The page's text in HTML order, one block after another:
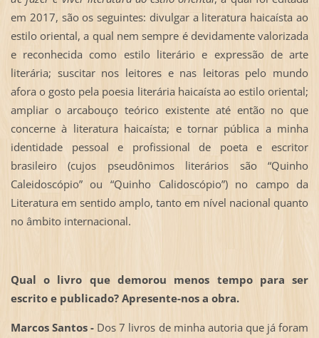
em 2017, são os seguintes: divulgar a literatura haicaísta ao
estilo oriental, a qual nem sempre é devidamente valorizada
e reconhecida como estilo literário e expressão de arte
literária; suscitar nos leitores e nas leitoras pelo mundo
afora o gosto pela poesia literária haicaísta ao estilo oriental;
ampliar o arcabouço teórico existente até então no que
concerne à literatura haicaísta; e tornar pública a minha
identidade pessoal e profissional de poeta e escritor
brasileiro (cujos pseudônimos literários são “Quinho
Caleidoscópio” ou “Quinho Calidoscópio”) no campo da
Literatura em sentido amplo, tanto em nível nacional quanto
no âmbito internacional.
Qual o livro que demorou menos tempo para ser
escrito e publicado? Apresente-nos a obra.
Marcos Santos - Dos 7 livros de minha autoria que já foram